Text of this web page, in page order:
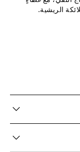
الريشية.